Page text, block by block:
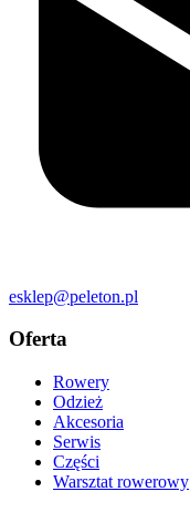
esklep@peleton.pl
Oferta
Rowery
Odzież
Akcesoria
Serwis
Części
Warsztat rowerowy